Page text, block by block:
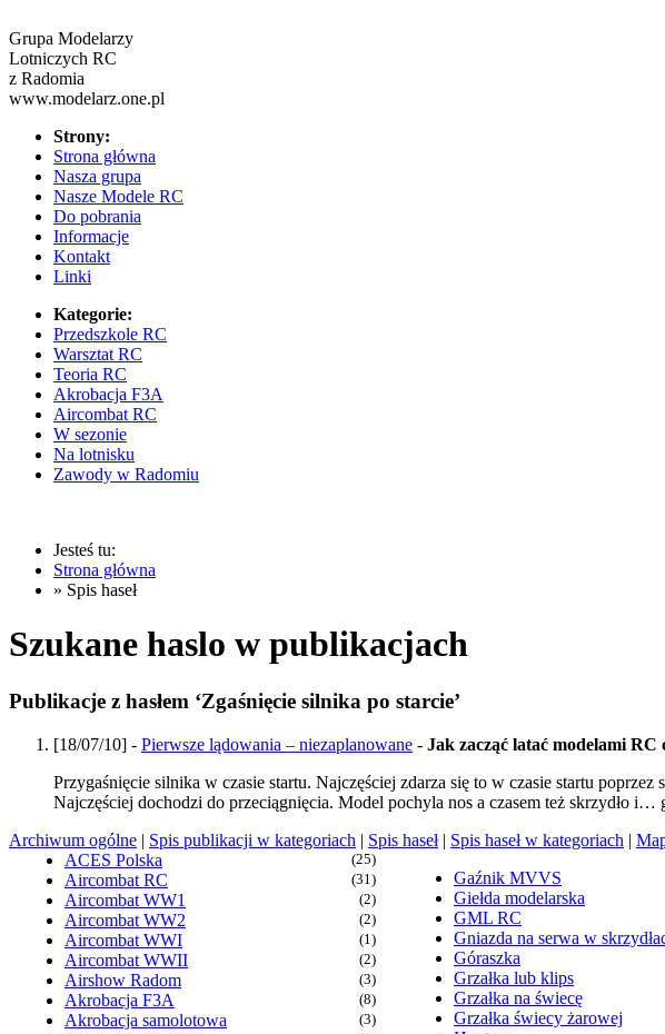
Grupa Modelarzy
Lotniczych RC
z Radomia
www.modelarz.one.pl
Strony:
Strona główna
Nasza grupa
Nasze Modele RC
Do pobrania
Informacje
Kontakt
Linki
Kategorie:
Przedszkole RC
Warsztat RC
Teoria RC
Akrobacja F3A
Aircombat RC
W sezonie
Na lotnisku
Zawody w Radomiu
Jesteś tu:
Strona główna
» Spis haseł
Szukane haslo w publikacjach
Publikacje z hasłem ‘Zgaśnięcie silnika po starcie’
[18/07/10] - Pierwsze lądowania – niezaplanowane - Jak zacząć latać modelami RC
Przygaśnięcie silnika w czasie startu. Najczęściej zdarza się to w czasie startu
Najczęściej dochodzi do przeciągnięcia. Model pochyla nos a czasem też skrzydło
Archiwum ogólne | Spis publikacji w kategoriach | Spis haseł| Spis haseł w kategoriach |
ACES Polska
(25)
Aircombat RC (31)
Aircombat WW1 (2)
Aircombat WW2 (2)
Aircombat WWI (1)
Aircombat WWII (2)
Airshow Radom (3)
Akrobacja F3A (8)
Akrobacja samolotowa (3)
Gaźnik MVVS
Giełda modelarska
GML RC
Gniazda na serwa w
Góraszka
Grzałka lub klips
Grzałka na świecę
Grzałka świecy żarowej